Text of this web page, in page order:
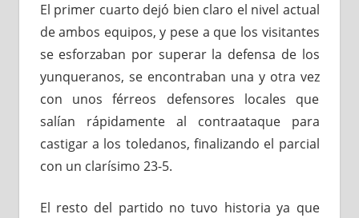
El primer cuarto dejó bien claro el nivel actual
de ambos equipos, y pese a que los visitantes
se esforzaban por superar la defensa de los
yunqueranos, se encontraban una y otra vez
con unos férreos defensores locales que
salían rápidamente al contraataque para
castigar a los toledanos, finalizando el parcial
con un clarísimo 23-5.
El resto del partido no tuvo historia ya que